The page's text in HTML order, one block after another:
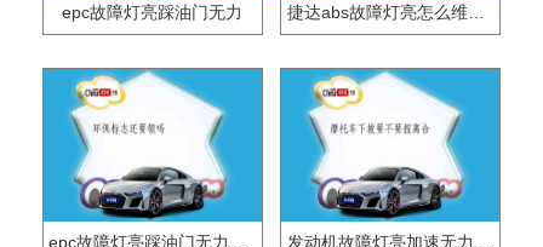
epc故障灯亮踩油门无力 捷达abs故障灯亮怎么维修？